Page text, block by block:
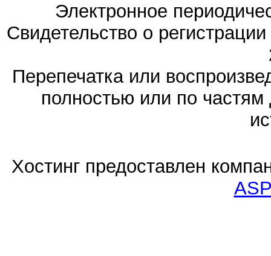
Электронное
Свидетельство о
Перепечатка или
полностью или по частям
Хостинг предоставлен